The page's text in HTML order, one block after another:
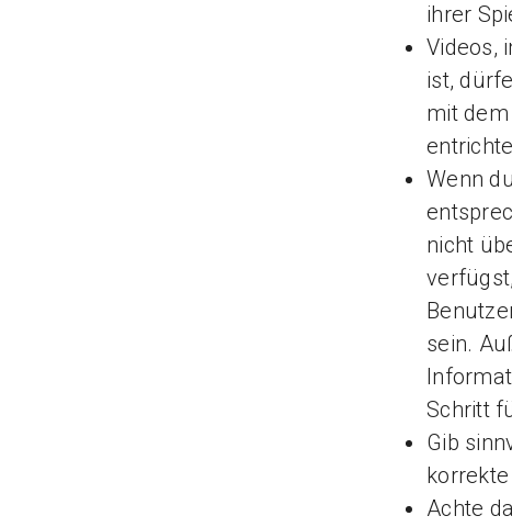
ihrer
Videos,
ist,
mit
Wenn
nicht
sein.
Schritt
Gib
Achte